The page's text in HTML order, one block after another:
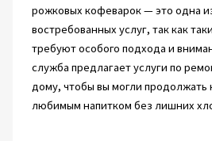
рожковых кофеварок — это одна
востребованных услуг, так как
требуют особого подхода и
служба предлагает услуги по
дому, чтобы вы могли продолжать
любимым напитком без лишних